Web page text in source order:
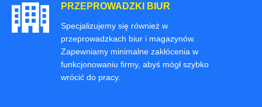
PRZEPROWADZKI BIUR
Specjalizujemy się również w
przeprowadzkach biur i magazynów.
Zapewniamy minimalne zakłócenia w
funkcjonowaniu firmy, abyś mógł szybko
wrócić do pracy.